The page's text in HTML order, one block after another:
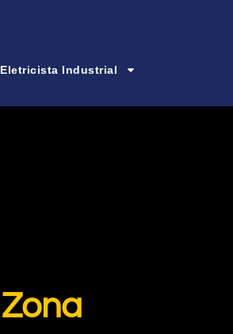
Eletricista Industrial